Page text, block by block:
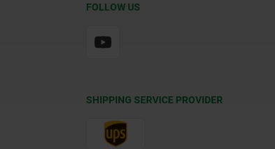
FOLLOW US
SHIPPING SERVICE PROVIDER